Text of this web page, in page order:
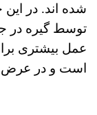
شده اند. در
توسط گیره در
عمل بیشتری
است و در عرض